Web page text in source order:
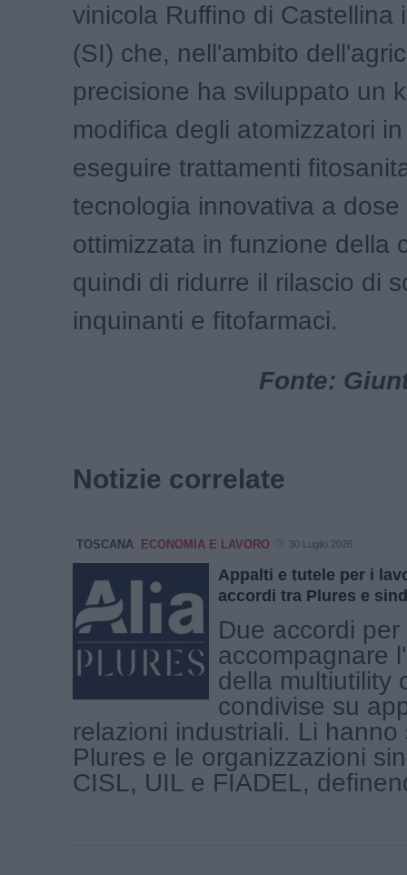
vinicola Ruffino di Castellina
(SI) che, nell'ambito
precisione ha sviluppato un
modifica degli atomizzatori
eseguire trattamenti
tecnologia innovativa a dose
ottimizzata in funzione della
quindi di ridurre il rilascio di
inquinanti e fitofarmaci.
Fonte:
Notizie correlate
TOSCANA ECONOMIA E LAVORO 30 Luglio 2026
Appalti e tutele per i
accordi tra Plures e
Due accordi per
accompagnare
della multiutility
condivise su
relazioni industriali. Li hanno
Plures e le organizzazioni
CISL, UIL e FIADEL,